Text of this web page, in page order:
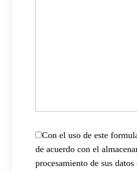
Con el uso de este
de acuerdo con el
procesamiento de sus datos